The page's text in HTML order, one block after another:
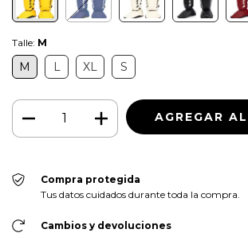
Talle: M
M L XL S
Compra protegida
Tus datos cuidados durante toda la compra.
Cambios y devoluciones